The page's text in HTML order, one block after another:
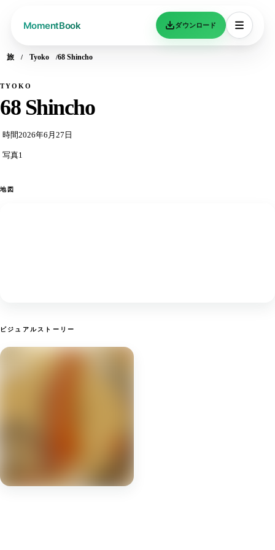
ダウンロード
旅 Tyoko 68 Shincho
TYOKO
68 Shincho
時間2026年6月27日
写真1
地図
ビジュアルストーリー